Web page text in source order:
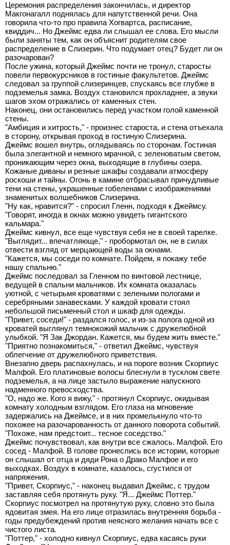
Церемония распределения закончилась, и директор
Макгонагалл поднялась для напутственной речи. Она
говорила что-то про правила Хогвартса, расписание,
квиддич... Но Джеймс едва ли слышал ее слова. Его мысли
были заняты тем, как он объяснит родителям свое
распределение в Слизерин. Что подумает отец? Будет ли он
разочарован?
После ужина, который Джеймс почти не тронул, старосты
повели первокурсников в гостиные факультетов. Джеймс
следовал за группой слизеринцев, спускаясь все глубже в
подземелья замка. Воздух становился прохладнее, а звуки
шагов эхом отражались от каменных стен.
Наконец, они остановились перед участком голой каменной
стены.
"Амбиция и хитрость," - произнес староста, и стена отъехала
в сторону, открывая проход в гостиную Слизерина.
Джеймс вошел внутрь, оглядываясь по сторонам. Гостиная
была элегантной и немного мрачной, с зеленоватым светом,
проникающим через окна, выходящие в глубины озера.
Кожаные диваны и резные шкафы создавали атмосферу
роскоши и тайны. Огонь в камине отбрасывал причудливые
тени на стены, украшенные гобеленами с изображениями
знаменитых волшебников Слизерина.
"Ну как, нравится?" - спросил Гленн, подходя к Джеймсу.
"Говорят, иногда в окнах можно увидеть гигантского
кальмара."
Джеймс кивнул, все еще чувствуя себя не в своей тарелке.
"Выглядит... впечатляюще," - пробормотал он, не в силах
отвести взгляд от мерцающей воды за окнами.
"Кажется, мы соседи по комнате. Пойдем, я покажу тебе
нашу спальню."
Джеймс последовал за Гленном по винтовой лестнице,
ведущей в спальни мальчиков. Их комната оказалась
уютной, с четырьмя кроватями с зелеными пологами и
серебряными занавесками. У каждой кровати стоял
небольшой письменный стол и шкаф для одежды.
"Привет, соседи!" - раздался голос, и из-за полога одной из
кроватей выглянул темнокожий мальчик с дружелюбной
улыбкой. "Я Зак Джордан. Кажется, мы будем жить вместе."
"Приятно познакомиться," - ответил Джеймс, чувствуя
облегчение от дружелюбного приветствия.
Внезапно дверь распахнулась, и на пороге возник Скорпиус
Малфой. Его платиновые волосы блеснули в тусклом свете
подземелья, а на лице застыло выражение напускного
надменного превосходства.
"О, надо же. Кого я вижу," - протянул Скорпиус, окидывая
комнату холодным взглядом. Его глаза на мгновение
задержались на Джеймсе, и в них промелькнуло что-то
похожее на разочарованность от данного поворота событий.
"Похоже, нам предстоит... тесное соседство."
Джеймс почувствовал, как внутри все сжалось. Малфой. Его
сосед - Малфой. В голове пронеслись все истории, которые
он слышал от отца и дяди Рона о Драко Малфое и его
выходках. Воздух в комнате, казалось, сгустился от
напряжения.
"Привет, Скорпиус," - наконец выдавил Джеймс, с трудом
заставляя себя протянуть руку. "Я... Джеймс Поттер."
Скорпиус посмотрел на протянутую руку, словно это была
ядовитая змея. На его лице отразилась внутренняя борьба -
годы предубеждений против неясного желания начать все с
чистого листа.
"Поттер," - холодно кивнул Скорпиус, едва касаясь руки